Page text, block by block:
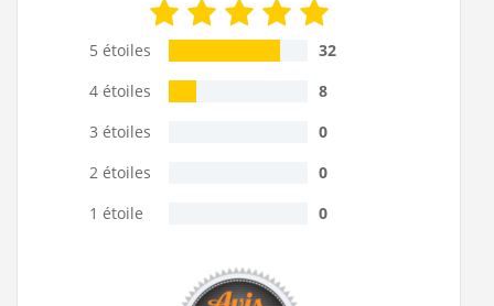
5 étoiles
32
4 étoiles
8
3 étoiles
0
2 étoiles
0
1 étoile
0